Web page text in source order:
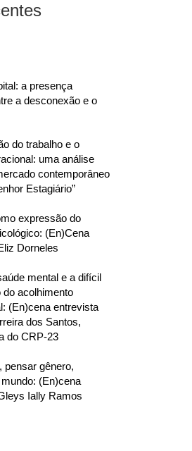
a presença
a desconexão e o
do trabalho e o
uma análise
contemporâneo
Estagiário”
expressão do
(En)Cena
Dorneles
mental e a difícil
acolhimento
(En)cena entrevista
dos Santos,
do CRP-23
pensar gênero,
(En)cena
Ially Ramos